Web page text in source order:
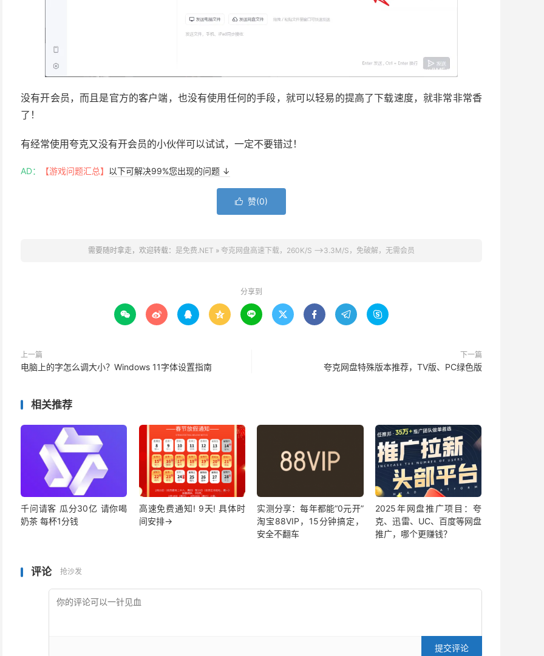
没有开会员，而且是官方的客户端，也没有使用任何的手段，就可以轻易的提高了下载速度，就非常非常香
了！
有经常使用夸克又没有开会员的小伙伴可以试试，一定不要错过！
AD： 【游戏问题汇总】 以下可解决99%您出现的问题 ↓
 赞(0)
需要随时拿走，欢迎转载： 是免费.NET » 夸克网盘高速下载，260K/S —>3.3M/S，免破解，无需会员
分享到
        
上一篇
电脑上的字怎么调大小？Windows 11字体设置指南
下一篇
夸克网盘特殊版本推荐，TV版、PC绿色版
相关推荐
千问请客 瓜分30亿 请你喝
奶茶 每杯1分钱
高速免费通知! 9天! 具体时
间安排→
实测分享：每年都能“0元开”
淘宝88VIP，15分钟搞定，
安全不翻车
2025年网盘推广项目：夸
克、迅雷、UC、百度等网盘
推广，哪个更赚钱？
评论 抢沙发
提交评论